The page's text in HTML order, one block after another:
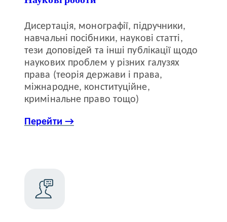
Дисертація, монографії, підручники,
навчальні посібники, наукові статті,
тези доповідей та інші публікації щодо
наукових проблем у різних галузях
права (теорія держави і права,
міжнародне, конституційне,
кримінальне право тощо)
Перейти →